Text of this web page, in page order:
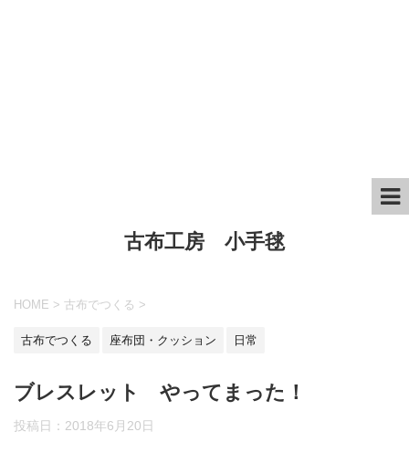
古布工房 小手毬
HOME > 古布でつくる >
古布でつくる 座布団・クッション 日常
ブレスレット やってまった！
投稿日： 2018年6月20日